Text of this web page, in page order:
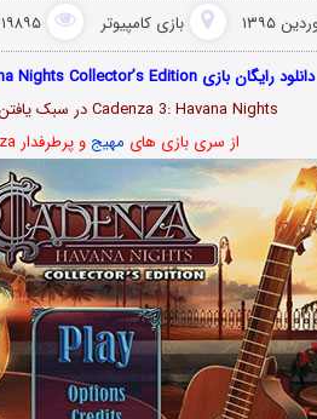
بازی کامپیوتر ۱۹۸۹۵ بازدید
دانلود رایگان بازی Cadenza 3: Havana Nights Collector’s Edition
Cadenza 3: Havana Nights در سبک یافتن اشیاء مخفی
از سری بازی های مهیج و پرطرفدار Cadenza